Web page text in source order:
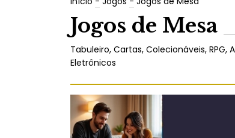
Jogos de Mesa
Tabuleiro, Cartas, Colecionáveis,
Eletrônicos